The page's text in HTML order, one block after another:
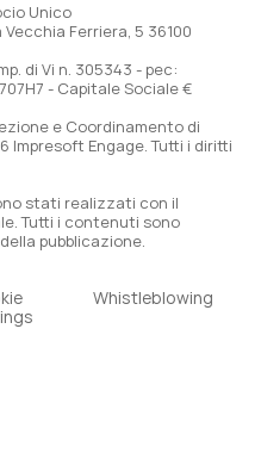
Unico
Ferriera, 5 36100
di Vi n. 305343 - pec:
- Capitale Sociale €
e Coordinamento di
Impresoft Engage. Tutti i diritti
stati realizzati con il
Tutti i contenuti sono
pubblicazione.
Whistleblowing